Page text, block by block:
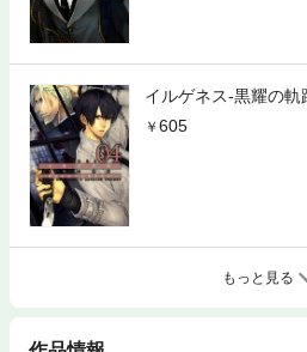
イルゲネス-黒耀の
605
もっと見る